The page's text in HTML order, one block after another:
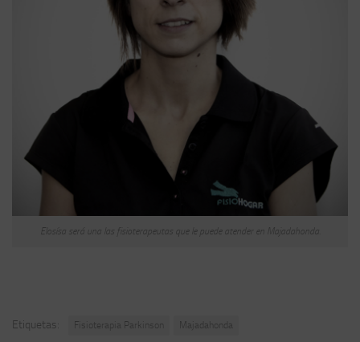
Elosísa será una las fisioterapeutas que le puede atender en Majadahonda.
Etiquetas: Fisioterapia Parkinson Majadahonda